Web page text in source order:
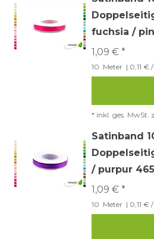
fuchsia /
1,09 € *
10 Meter | 0,11 €
* inkl. ges. MwSt.
Satinband
/ purpur 465
1,09 € *
10 Meter | 0,11 €